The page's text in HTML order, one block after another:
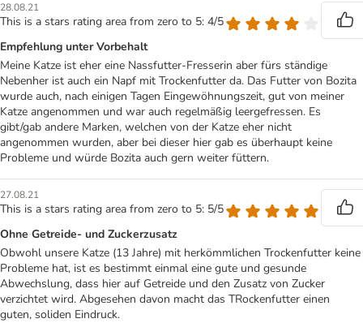
28.08.21
This is a stars rating area from zero to 5: 4/5
Empfehlung unter Vorbehalt
Meine Katze ist eher eine Nassfutter-Fresserin aber fürs ständige
Nebenher ist auch ein Napf mit Trockenfutter da. Das Futter von Bozita
wurde auch, nach einigen Tagen Eingewöhnungszeit, gut von meiner
Katze angenommen und war auch regelmäßig leergefressen. Es
gibt/gab andere Marken, welchen von der Katze eher nicht
angenommen wurden, aber bei dieser hier gab es überhaupt keine
Probleme und würde Bozita auch gern weiter füttern.
27.08.21
This is a stars rating area from zero to 5: 5/5
Ohne Getreide- und Zuckerzusatz
Obwohl unsere Katze (13 Jahre) mit herkömmlichen Trockenfutter keine
Probleme hat, ist es bestimmt einmal eine gute und gesunde
Abwechslung, dass hier auf Getreide und den Zusatz von Zucker
verzichtet wird. Abgesehen davon macht das TRockenfutter einen
guten, soliden Eindruck.